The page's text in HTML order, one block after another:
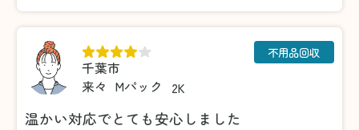
千葉市
来々 Mパック 2K
不用品回収
温かい対応でとても安心しました